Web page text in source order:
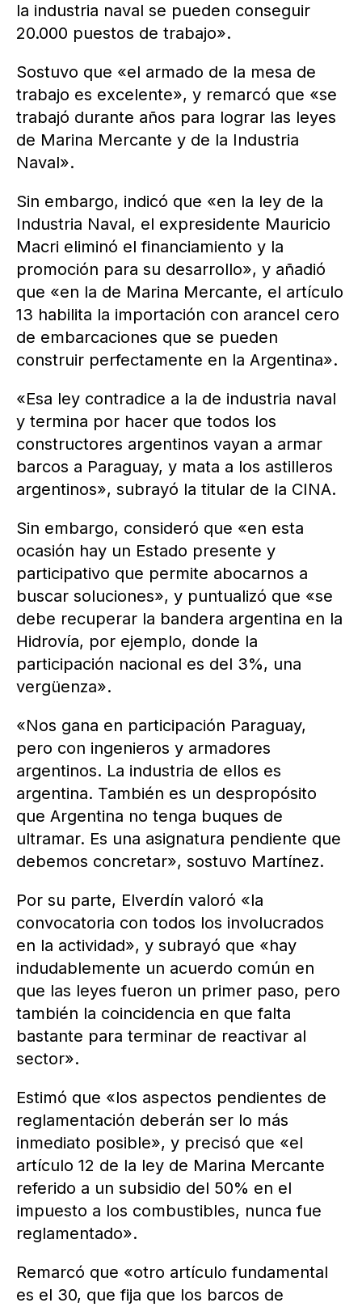
la industria naval se pueden conseguir
20.000 puestos de trabajo».
Sostuvo que «el armado de la mesa de
trabajo es excelente», y remarcó que «se
trabajó durante años para lograr las leyes
de Marina Mercante y de la Industria
Naval».
Sin embargo, indicó que «en la ley de la
Industria Naval, el expresidente Mauricio
Macri eliminó el financiamiento y la
promoción para su desarrollo», y añadió
que «en la de Marina Mercante, el artículo
13 habilita la importación con arancel cero
de embarcaciones que se pueden
construir perfectamente en la Argentina».
«Esa ley contradice a la de industria naval
y termina por hacer que todos los
constructores argentinos vayan a armar
barcos a Paraguay, y mata a los astilleros
argentinos», subrayó la titular de la CINA.
Sin embargo, consideró que «en esta
ocasión hay un Estado presente y
participativo que permite abocarnos a
buscar soluciones», y puntualizó que «se
debe recuperar la bandera argentina en la
Hidrovía, por ejemplo, donde la
participación nacional es del 3%, una
vergüenza».
«Nos gana en participación Paraguay,
pero con ingenieros y armadores
argentinos. La industria de ellos es
argentina. También es un despropósito
que Argentina no tenga buques de
ultramar. Es una asignatura pendiente que
debemos concretar», sostuvo Martínez.
Por su parte, Elverdín valoró «la
convocatoria con todos los involucrados
en la actividad», y subrayó que «hay
indudablemente un acuerdo común en
que las leyes fueron un primer paso, pero
también la coincidencia en que falta
bastante para terminar de reactivar al
sector».
Estimó que «los aspectos pendientes de
reglamentación deberán ser lo más
inmediato posible», y precisó que «el
artículo 12 de la ley de Marina Mercante
referido a un subsidio del 50% en el
impuesto a los combustibles, nunca fue
reglamentado».
Remarcó que «otro artículo fundamental
es el 30, que fija que los barcos de